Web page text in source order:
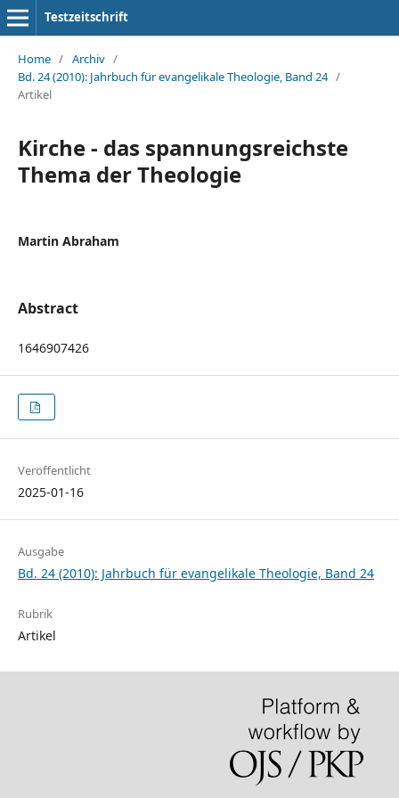
Testzeitschrift
Home / Archiv /
Bd. 24 (2010): Jahrbuch für evangelikale Theologie, Band 24 /
Artikel
Kirche - das spannungsreichste
Thema der Theologie
Martin Abraham
Abstract
1646907426
Veröffentlicht
2025-01-16
Ausgabe
Bd. 24 (2010): Jahrbuch für evangelikale Theologie, Band 24
Rubrik
Artikel